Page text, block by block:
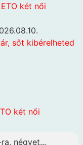
két női
sőt kibérelheted
két női
négyet...